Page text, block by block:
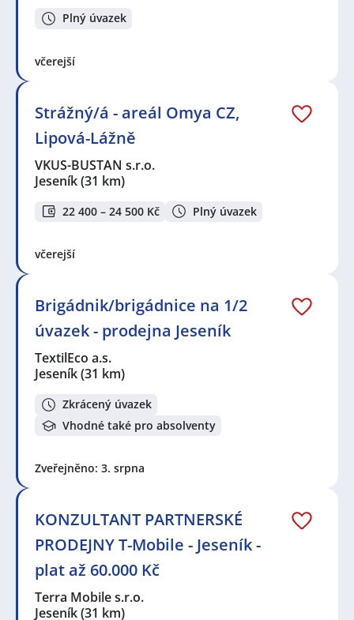
Plný úvazek
včerejší
Strážný/á - areál Omya CZ,
Lipová-Lážně
VKUS-BUSTAN s.r.o.
Jeseník(31 km)
22 400 – 24 500 Kč Plný úvazek
včerejší
Brigádnik/brigádnice na 1/2
úvazek - prodejna Jeseník
TextilEco a.s.
Jeseník(31 km)
Zkrácený úvazek
Vhodné také pro absolventy
Zveřejněno: 3. srpna
KONZULTANT PARTNERSKÉ
PRODEJNY T-Mobile - Jeseník -
plat až 60.000 Kč
Terra Mobile s.r.o.
Jeseník(31 km)